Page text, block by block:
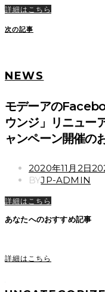
詳細はこちら
次の記事
NEWS
モデーアの
ウンジ」リニュー
ャンペーン開催の
POSTED
ON
2020年11月2日
BYJP-ADMIN
詳細はこちら
あなたへのおすすめ記事
詳細はこちら